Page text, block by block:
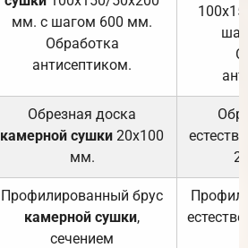
мм. с шагом 600 мм.
Обработка
антисептиком.
Обрезная доска
камерной сушки 20х100
мм.
Профилированный брус
камерной сушки,
сечением